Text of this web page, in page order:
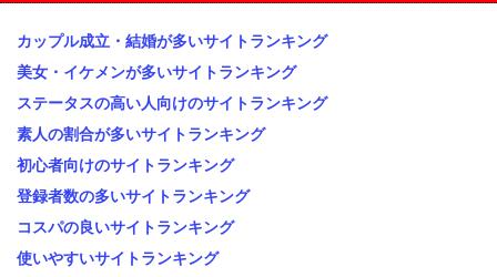
カップル成立・結婚が多いサイトランキング
美女・イケメンが多いサイトランキング
ステータスの高い人向けのサイトランキング
素人の割合が多いサイトランキング
初心者向けのサイトランキング
登録者数の多いサイトランキング
コスパの良いサイトランキング
使いやすいサイトランキング